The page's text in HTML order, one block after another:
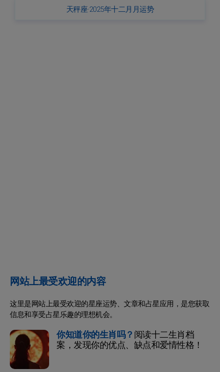
天秤座·2025年十二月月运势
网站上最受欢迎的内容
这里是网站上最受欢迎的星座运势、文章和占星应用，是您获取
信息和享受占星乐趣的理想机会。
你知道你的生肖吗？阅读十二生肖档
案，发现你的优点、缺点和爱情性格！